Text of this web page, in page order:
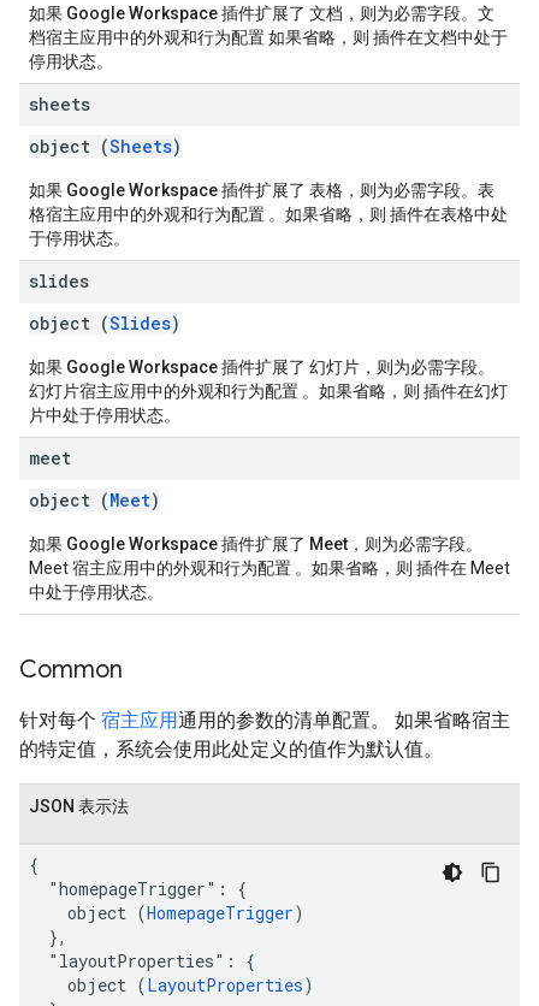
如果 Google Workspace 插件扩展了 文档 ，则为必需字段。文
档宿主应用中的外观和行为配置 如果省略，则 插件在文档中处于
停用状态。
sheets
object (Sheets)
如果 Google Workspace 插件扩展了 表格 ，则为必需字段。表
格宿主应用中的外观和行为配置 。如果省略，则 插件在表格中处
于停用状态。
slides
object (Slides)
如果 Google Workspace 插件扩展了 幻灯片 ，则为必需字段。
幻灯片宿主应用中的外观和行为配置 。如果省略，则 插件在幻灯
片中处于停用状态。
meet
object (Meet)
如果 Google Workspace 插件扩展了 Meet ，则为必需字段。
Meet 宿主应用中的外观和行为配置 。如果省略，则 插件在 Meet
中处于停用状态。
Common
针对每个 宿主应用通用的参数的清单配置。 如果省略宿主
的特定值，系统会使用此处定义的值作为默认值。
JSON 表示法
{
  "homepageTrigger": {
    object (
HomepageTrigger)
  },
  "layoutProperties": {
    object (
LayoutProperties)